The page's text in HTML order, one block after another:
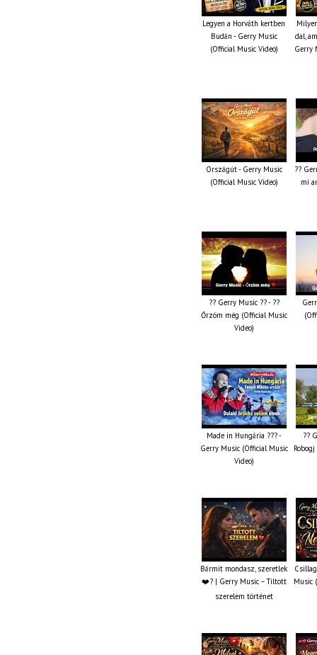
Legyen a Horváth kertben
Budán - Gerry Music
(Official Music Video)
dal,
Gerry
Országút - Gerry Music
(Official Music Video)
??
mi
?? Gerry Music ?? - ??
Őrzöm még (Official Music
Video)
Made in Hungária ??? -
Gerry Music (Official Music
Video)
??
Bármit mondasz, szeretlek
❤️‍? | Gerry Music – Tiltott
szerelem történet
Music